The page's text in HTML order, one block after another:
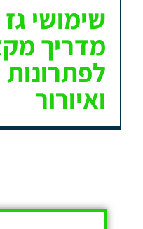
שימושי
מדריך
ואיורור